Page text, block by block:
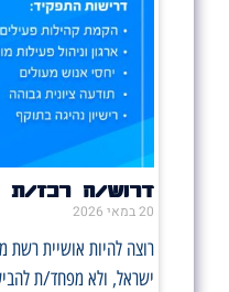
דרוש/ה רכז/ת
20 במאי 2026
רוצה להיות אושיית
ישראל, ולא מפחד/ת